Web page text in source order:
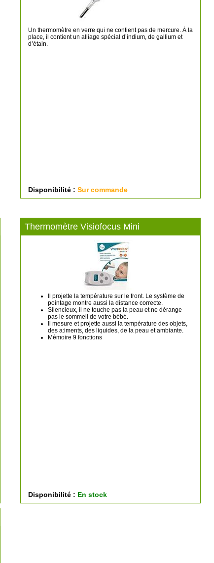
Un thermomètre en verre qui ne contient pas de mercure. À la
place, il contient un alliage spécial d’indium, de gallium et
d’étain.
Disponibilité : Sur commande
Thermomètre Visiofocus Mini
Il projette la température sur le front. Le système de
pointage montre aussi la distance correcte.
Silencieux, il ne touche pas la peau et ne dérange
pas le sommeil de votre bébé.
Il mesure et projette aussi la température des objets,
des a:iments, des liquides, de la peau et ambiante.
Mémoire 9 fonctions
Disponibilité : En stock